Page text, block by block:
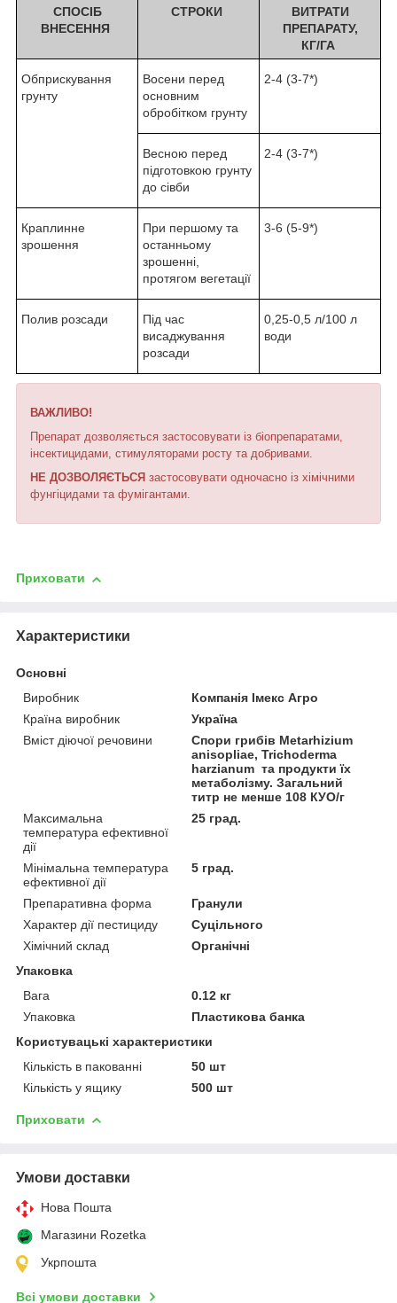
СПОСІБ
ВНЕСЕННЯ
СТРОКИ
ВИТРАТИ
ПРЕПАРАТУ,
КГ/ГА
Обприскування
грунту
Восени перед
основним
обробітком грунту
2-4 (3-7*)
Весною перед
підготовкою грунту
до сівби
2-4 (3-7*)
Краплинне
зрошення
При першому та
останньому
зрошенні,
протягом вегетації
3-6 (5-9*)
Полив розсади
Під час
висаджування
розсади
0,25-0,5 л/100 л
води
ВАЖЛИВО!
Препарат дозволяється застосовувати із біопрепаратами,
інсектицидами, стимуляторами росту та добривами.
НЕ ДОЗВОЛЯЄТЬСЯ застосовувати одночасно із хімічними
фунгіцидами та фумігантами.
Приховати
Характеристики
Основні
Виробник
Компанія Імекс Агро
Країна виробник
Україна
Вміст діючої речовини
Спори грибів Metarhizium
anisopliae, Trichoderma
harzianum та продукти їх
метаболізму. Загальний
титр не менше 108 КУО/г
Максимальна
температура ефективної
дії
25 град.
Мінімальна температура
ефективної дії
5 град.
Препаративна форма
Гранули
Характер дії пестициду
Суцільного
Хімічний склад
Органічні
Упаковка
Вага
0.12 кг
Упаковка
Пластикова банка
Користувацькі характеристики
Кількість в пакованні
50 шт
Кількість у ящику
500 шт
Приховати
Умови доставки
Нова Пошта
Магазини Rozetka
Укрпошта
Всі умови доставки